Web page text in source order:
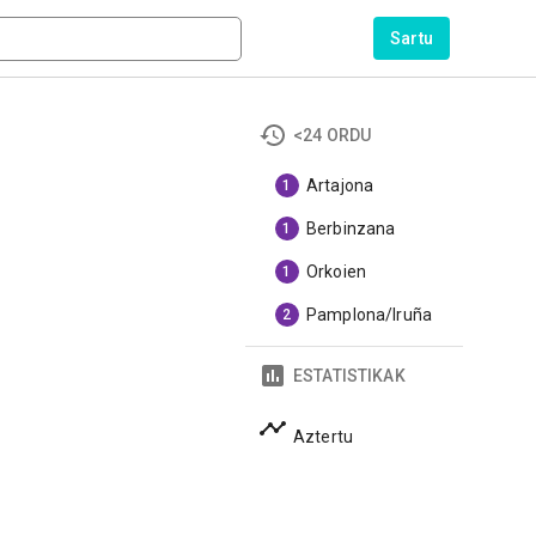
Sartu
<24 ORDU
1 Artajona
1 Berbinzana
1 Orkoien
2 Pamplona/Iruña
ESTATISTIKAK
Aztertu